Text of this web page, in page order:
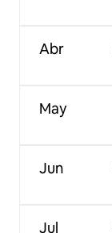
Abr
May
Jun
Jul